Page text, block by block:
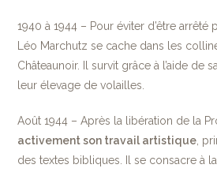
1940 à 1944 – Pour éviter d’être arrêté
Léo Marchutz se cache dans les
Châteaunoir. Il survit grâce à l’aide de
leur élevage de volailles.
Août 1944 – Après la libération de la
activement son travail artistique ,
des textes bibliques. Il se consacre à